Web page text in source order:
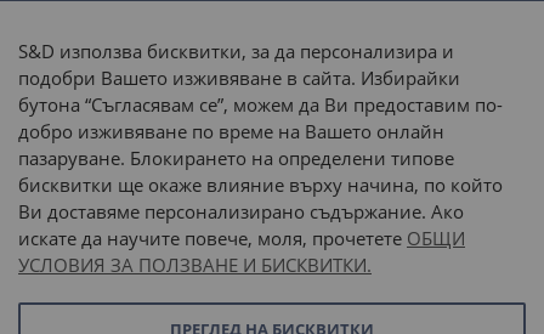
Начини на плащане:
Доставка до адрес с:
или
наш транспорт
S&D използва бисквитки, за да персонализира и
подобри Вашето изживяване в сайта. Избирайки
бутона “Съгласявам се”, можем да Ви предоставим по-
добро изживяване по време на Вашето онлайн
пазаруване. Блокирането на определени типове
бисквитки ще окаже влияние върху начина, по който
Ви доставяме персонализирано съдържание. Ако
искате да научите повече, моля, прочетете ОБЩИ
УСЛОВИЯ ЗА ПОЛЗВАНЕ И БИСКВИТКИ.
ПРЕГЛЕД НА БИСКВИТКИ